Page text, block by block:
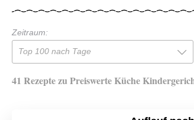
Zeitraum:
Top 100 nach Tage
41 Rezepte zu Preiswerte Küche